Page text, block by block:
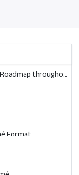
1. Introduction to the Instructor & Roadmap throughout the Course
Format